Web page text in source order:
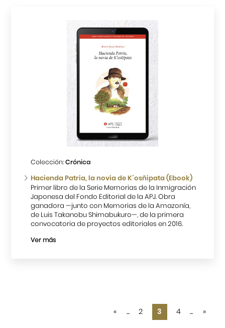
Colección:Crónica
Hacienda Patria, la novia de K´osñipata (Ebook)
Primer libro de la Serie Memorias de la Inmigración
Japonesa del Fondo Editorial de la APJ. Obra
ganadora —junto con Memorias de la Amazonía,
de Luis Takanobu Shimabukuro—, de la primera
convocatoria de proyectos editoriales en 2016.
Ver más
« ... 2 3 4 ... »